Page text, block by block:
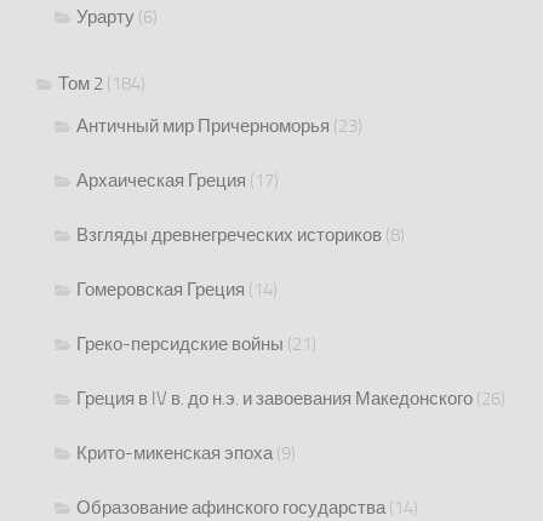
Урарту (6)
Том 2 (184)
Античный мир Причерноморья (23)
Архаическая Греция (17)
Взгляды древнегреческих историков (8)
Гомеровская Греция (14)
Греко-персидские войны (21)
Греция в IV в. до н.э. и завоевания Македонского (26)
Крито-микенская эпоха(9)
Образование афинского государства(14)